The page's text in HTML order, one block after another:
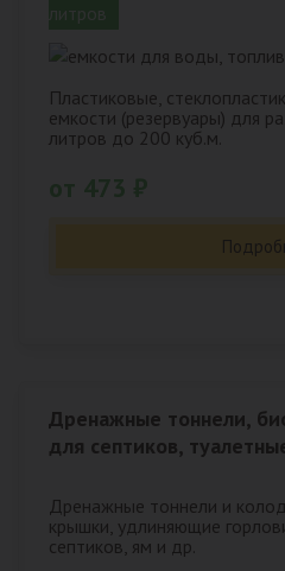
Пластиковые,
емкости (резервуары) для
литров до 200 куб.м.
Дренажные тоннели,
для септиков,
Дренажные тоннели и
крышки, удлиняющие
септиков, ям и др.